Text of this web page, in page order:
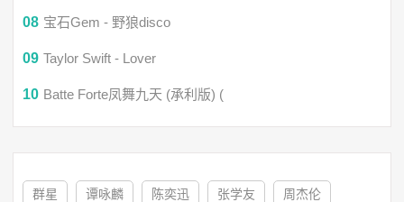
唐门（岑先生）：
08 宝石Gem - 野狼disco
09 Taylor Swift - Lover
10 Batte Forte凤舞九天 (承利版) (
群星 谭咏麟 陈奕迅 张学友 周杰伦